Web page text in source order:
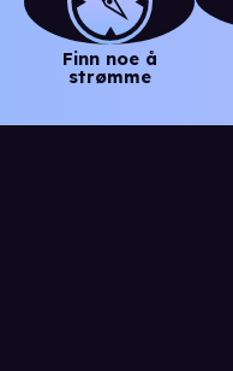
Finn noe å
strømme